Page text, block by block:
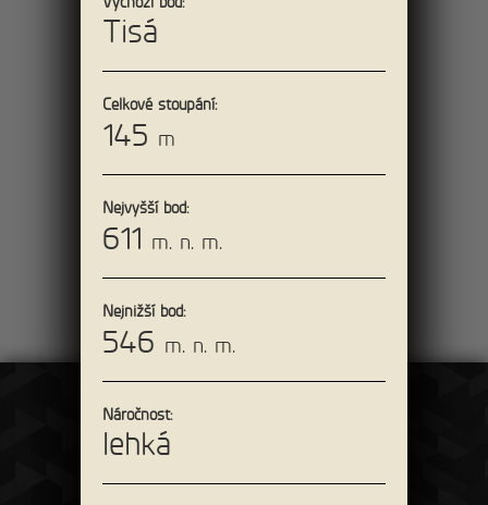
Saským Švýcarskem
po pravém břehu
Labe
Čeká vás krásná okružní cesta jižní částí
a skalní věž
Tisá
Celkové stoupání:
145 m
Nejvyšší bod:
611 m. n. m.
Nejnižší bod:
546 m. n. m.
Náročnost:
lehká